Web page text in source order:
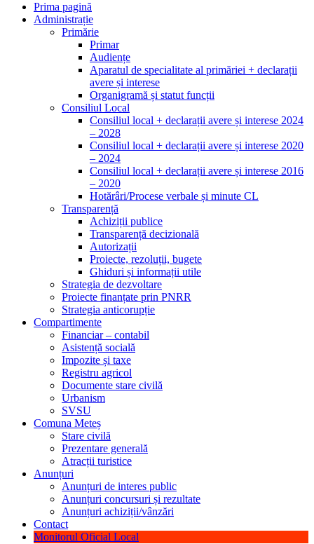
Prima pagină
Administrație
Primărie
Primar
Audiențe
Aparatul de specialitate al primăriei + declarații
avere și interese
Organigramă și statut funcții
Consiliul Local
Consiliul local + declarații avere și interese 2024
– 2028
Consiliul local + declarații avere și interese 2020
– 2024
Consiliul local + declarații avere și interese 2016
– 2020
Hotărâri/Procese verbale și minute CL
Transparență
Achiziții publice
Transparență decizională
Autorizații
Proiecte, rezoluții, bugete
Ghiduri și informații utile
Strategia de dezvoltare
Proiecte finanțate prin PNRR
Strategia anticorupție
Compartimente
Financiar – contabil
Asistență socială
Impozite și taxe
Registru agricol
Documente stare civilă
Urbanism
SVSU
Comuna Meteș
Stare civilă
Prezentare generală
Atracții turistice
Anunțuri
Anunțuri de interes public
Anunțuri concursuri și rezultate
Anunțuri achiziții/vânzări
Contact
Monitorul Oficial Local